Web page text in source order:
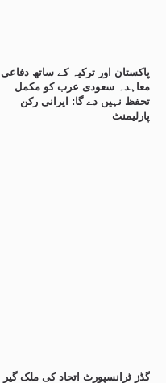
پاکستان اور ترکیہ کے ساتھ دفاعی
معاہدہ سعودی عرب کو مکمل
تحفظ نہیں دے گا: ایرانی رکن
پارلیمنٹ
گڈز ٹرانسپورٹ اتحاد کی ملک گیر